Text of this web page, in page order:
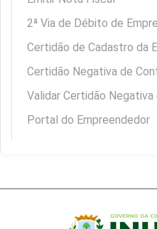
2ª Via de Débito de
Certidão de Cadastro da
Certidão Negativa de
Validar Certidão
Portal do Empreendedor